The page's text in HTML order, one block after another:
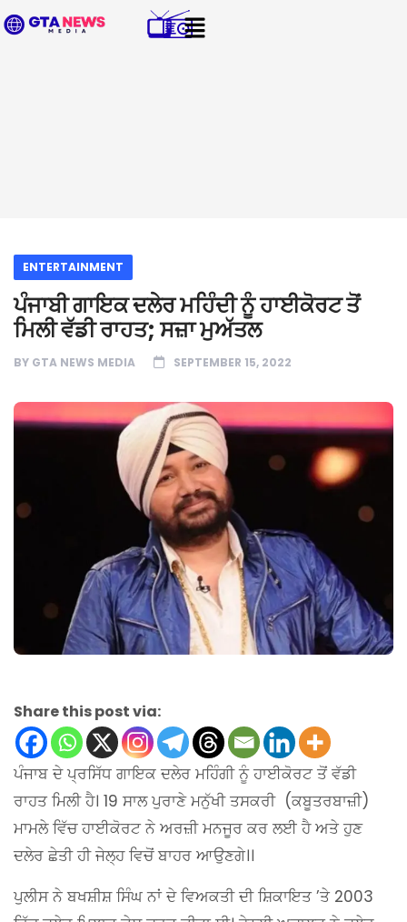
ENTERTAINMENT
ਪੰਜਾਬੀ ਗਾਇਕ ਦਲੇਰ ਮਹਿੰਦੀ ਨੂੰ ਹਾਈਕੋਰਟ ਤੋਂ
ਮਿਲੀ ਵੱਡੀ ਰਾਹਤ; ਸਜ਼ਾ ਮੁਅੱਤਲ
BY GTA NEWS MEDIA SEPTEMBER 15, 2022
Share this post via:
ਪੰਜਾਬ ਦੇ ਪ੍ਰਸਿੱਧ ਗਾਇਕ ਦਲੇਰ ਮਹਿੰਗੀ ਨੂੰ ਹਾਈਕੋਰਟ ਤੋਂ ਵੱਡੀ
ਰਾਹਤ ਮਿਲੀ ਹੈ। 19 ਸਾਲ ਪੁਰਾਣੇ ਮਨੁੱਖੀ ਤਸਕਰੀ (ਕਬੂਤਰਬਾਜ਼ੀ)
ਮਾਮਲੇ ਵਿੱਚ ਹਾਈਕੋਰਟ ਨੇ ਅਰਜ਼ੀ ਮਨਜੂਰ ਕਰ ਲਈ ਹੈ ਅਤੇ ਹੁਣ
ਦਲੇਰ ਛੇਤੀ ਹੀ ਜੇਲ੍ਹ ਵਿਚੋਂ ਬਾਹਰ ਆਉਣਗੇ।।
ਪੁਲੀਸ ਨੇ ਬਖਸ਼ੀਸ਼ ਸਿੰਘ ਨਾਂ ਦੇ ਵਿਅਕਤੀ ਦੀ ਸ਼ਿਕਾਇਤ ’ਤੇ 2003